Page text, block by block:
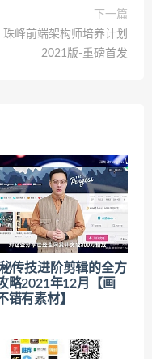
下一篇
珠峰前端架构师培养计划
2021版-重磅首发
秘传技进阶剪辑的全方
略2021年12月【画
错有素材】